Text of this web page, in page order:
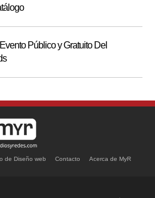
Público y Gratuito Del
de Diseño web Contacto Acerca de MyR